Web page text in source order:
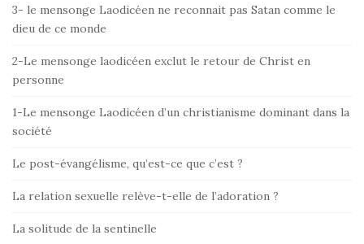
e
S
b
a
r
3- le mensonge Laodicéen ne reconnait pas Satan comme le
dieu de ce monde
2-Le mensonge laodicéen exclut le retour de Christ en
personne
1-Le mensonge Laodicéen d’un christianisme dominant dans la
société
Le post-évangélisme, qu’est-ce que c’est ?
La relation sexuelle relève-t-elle de l’adoration ?
La solitude de la sentinelle